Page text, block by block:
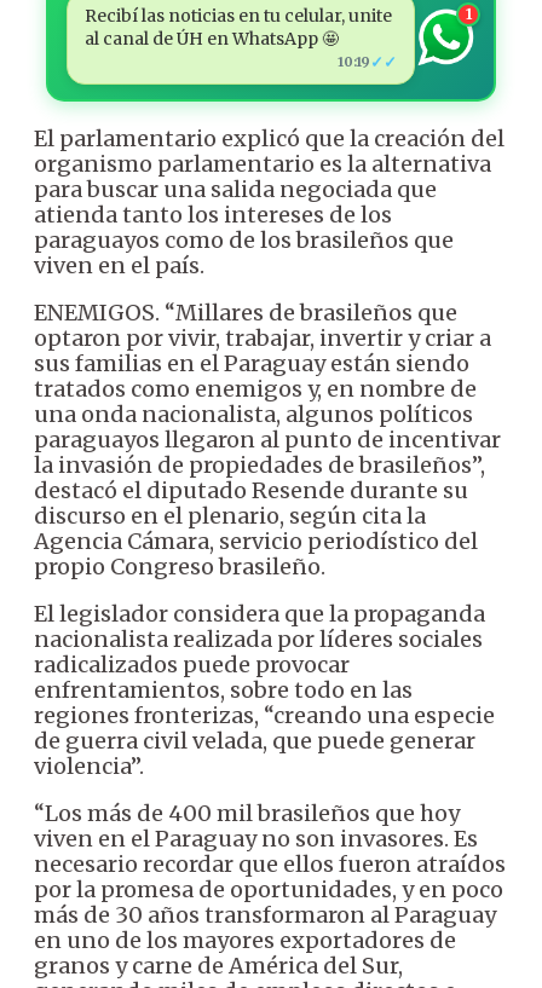
Recibí las noticias en tu celular, unite
al canal de ÚH en WhatsApp 🤩
10:19 ✓✓
1
El parlamentario explicó que la creación del
organismo parlamentario es la alternativa
para buscar una salida negociada que
atienda tanto los intereses de los
paraguayos como de los brasileños que
viven en el país.
ENEMIGOS. “Millares de brasileños que
optaron por vivir, trabajar, invertir y criar a
sus familias en el Paraguay están siendo
tratados como enemigos y, en nombre de
una onda nacionalista, algunos políticos
paraguayos llegaron al punto de incentivar
la invasión de propiedades de brasileños”,
destacó el diputado Resende durante su
discurso en el plenario, según cita la
Agencia Cámara, servicio periodístico del
propio Congreso brasileño.
El legislador considera que la propaganda
nacionalista realizada por líderes sociales
radicalizados puede provocar
enfrentamientos, sobre todo en las
regiones fronterizas, “creando una especie
de guerra civil velada, que puede generar
violencia”.
“Los más de 400 mil brasileños que hoy
viven en el Paraguay no son invasores. Es
necesario recordar que ellos fueron atraídos
por la promesa de oportunidades, y en poco
más de 30 años transformaron al Paraguay
en uno de los mayores exportadores de
granos y carne de América del Sur,